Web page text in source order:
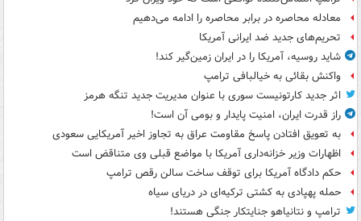
معادله محاصره در برابر محاصره را ادامه می‌دهیم
تحریم‌های جدید ضد ایرانی آمریکا
شاید روسیه، آمریکا را در ایران زمین‌گیر کند!
واکنش بقائی به خیالبافی ترامپ
اثر جدید کارتونیست سوری با عنوان مدیریت جدید تنگه هرمز
راز قدرت ایران، امنیت پایدار و بومی آن است!
به تعویق افتادن پاسخ مقاومت عراق به تجاوز اخیر آمریکایی سعودی
اظهارات وزیر خزانه‌داری آمریکا با مواضع قبلی وی متناقض است
حکم دادگاه آمریکا برای توقف ساخت سالن رقص ترامپ
حمله پهپادی به کشتی ترکیه‌ای در دریای سیاه
ترامپ و نتانیاهو جنایتکار جنگی هستند!